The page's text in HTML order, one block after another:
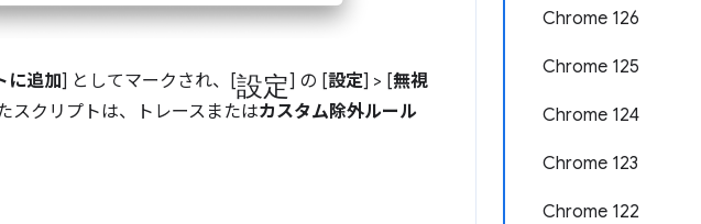
Chrome 126
Chrome 125
Chrome 124
Chrome 123
Chrome 122
に追加] としてマークされ、[設定] の [設定] > [無視
スクリプトは、トレースまたはカスタム除外ルール